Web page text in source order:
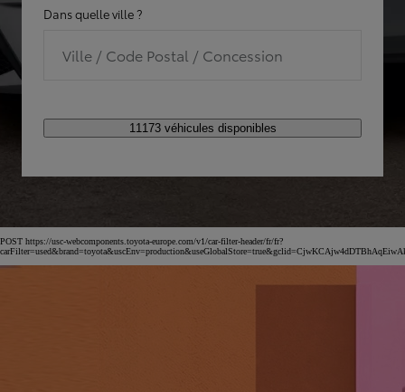
Dans quelle ville ?
Ville / Code Postal / Concession
11173 véhicules disponibles
POST https://usc-webcomponents.toyota-europe.com/v1/car-filter-header/fr/fr?